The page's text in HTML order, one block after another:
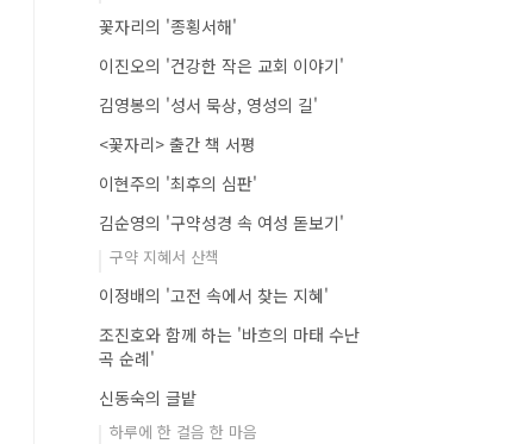
꽃자리의 '종횡서해'
이진오의 '건강한 작은 교회 이야기'
김영봉의 '성서 묵상, 영성의 길'
<꽃자리> 출간 책 서평
이현주의 '최후의 심판'
김순영의 '구약성경 속 여성 돋보기'
구약 지혜서 산책
이정배의 '고전 속에서 찾는 지혜'
조진호와 함께 하는 '바흐의 마태 수난
곡 순례'
신동숙의 글밭
하루에 한 걸음 한 마음